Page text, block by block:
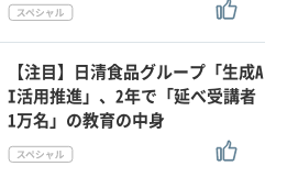
【注目】日清食品グループ「生成A
I活用推進」、2年で「延べ受講者
1万名」の教育の中身